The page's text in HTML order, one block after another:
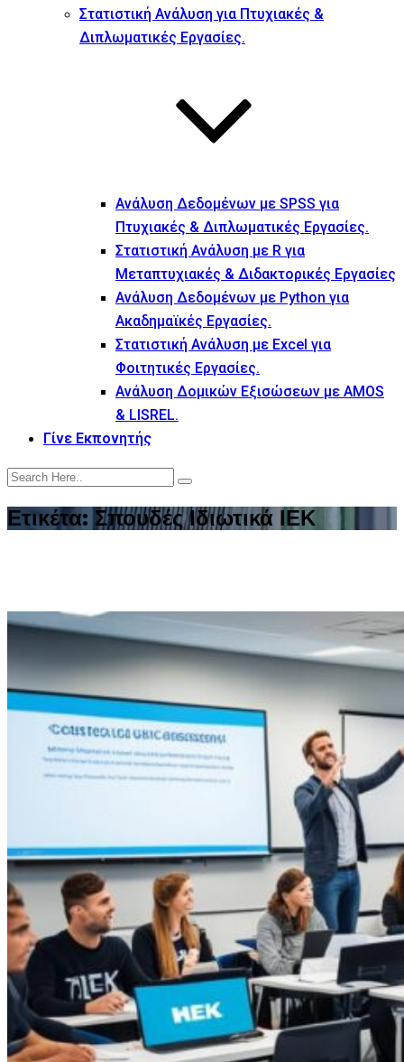
Στατιστική Ανάλυση για Πτυχιακές &
Διπλωματικές Εργασίες.
Ανάλυση Δεδομένων με SPSS για
Πτυχιακές & Διπλωματικές Εργασίες.
Στατιστική Ανάλυση με R για
Μεταπτυχιακές & Διδακτορικές Εργασίες
Ανάλυση Δεδομένων με Python για
Ακαδημαϊκές Εργασίες.
Στατιστική Ανάλυση με Excel για
Φοιτητικές Εργασίες.
Ανάλυση Δομικών Εξισώσεων με AMOS
& LISREL.
Γίνε Εκπονητής
Ετικέτα: Σπουδές Ιδιωτικά ΙΕΚ